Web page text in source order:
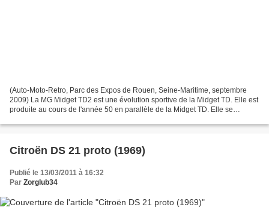
(Auto-Moto-Retro, Parc des Expos de Rouen, Seine-Maritime, septembre
2009) La MG Midget TD2 est une évolution sportive de la Midget TD. Elle est
produite au cours de l'année 50 en parallèle de la Midget TD. Elle se
Citroën DS 21 proto (1969)
Publié le 13/03/2011 à 16:32
Par Zorglub34